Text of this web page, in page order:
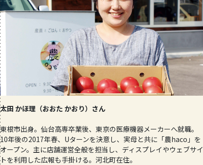
太田 かほ理（おおた かおり）さん
東根市出身。仙台高専卒業後、東京の医療機器メーカーへ就職。
10年後の2017年春、Uターンを決意し、実母と共に「農haco」を
オープン。主に店舗運営全般を担当し、ディスプレイやウェブサイ
トを利用した広報も手掛ける。河北町在住。